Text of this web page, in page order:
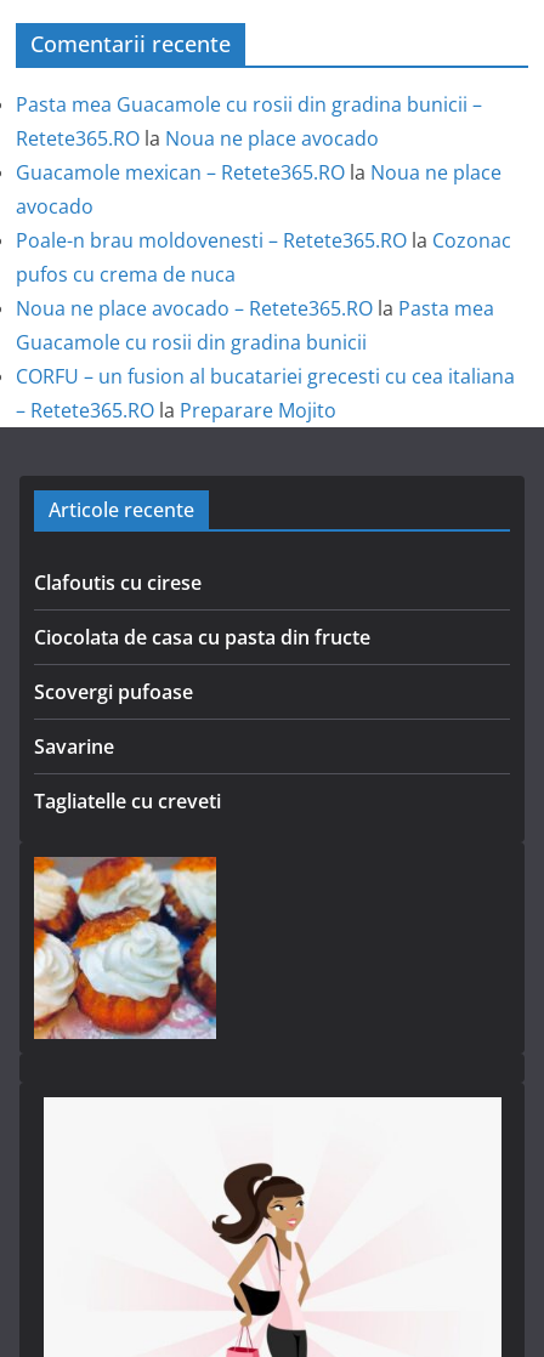
Comentarii recente
Pasta mea Guacamole cu rosii din gradina bunicii –
Retete365.RO la Noua ne place avocado
Guacamole mexican – Retete365.RO la Noua ne place
avocado
Poale-n brau moldovenesti – Retete365.RO la Cozonac
pufos cu crema de nuca
Noua ne place avocado – Retete365.RO la Pasta mea
Guacamole cu rosii din gradina bunicii
CORFU – un fusion al bucatariei grecesti cu cea italiana
– Retete365.RO la Preparare Mojito
Articole recente
Clafoutis cu cirese
Ciocolata de casa cu pasta din fructe
Scovergi pufoase
Savarine
Tagliatelle cu creveti